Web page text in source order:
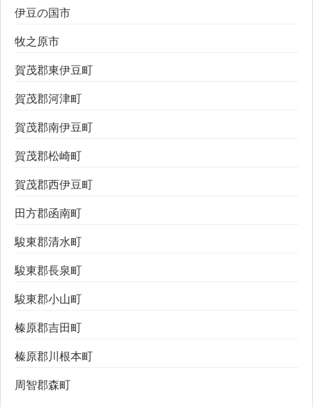
伊豆の国市
牧之原市
賀茂郡東伊豆町
賀茂郡河津町
賀茂郡南伊豆町
賀茂郡松崎町
賀茂郡西伊豆町
田方郡函南町
駿東郡清水町
駿東郡長泉町
駿東郡小山町
榛原郡吉田町
榛原郡川根本町
周智郡森町